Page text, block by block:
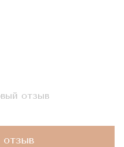
отзыв
отзыв